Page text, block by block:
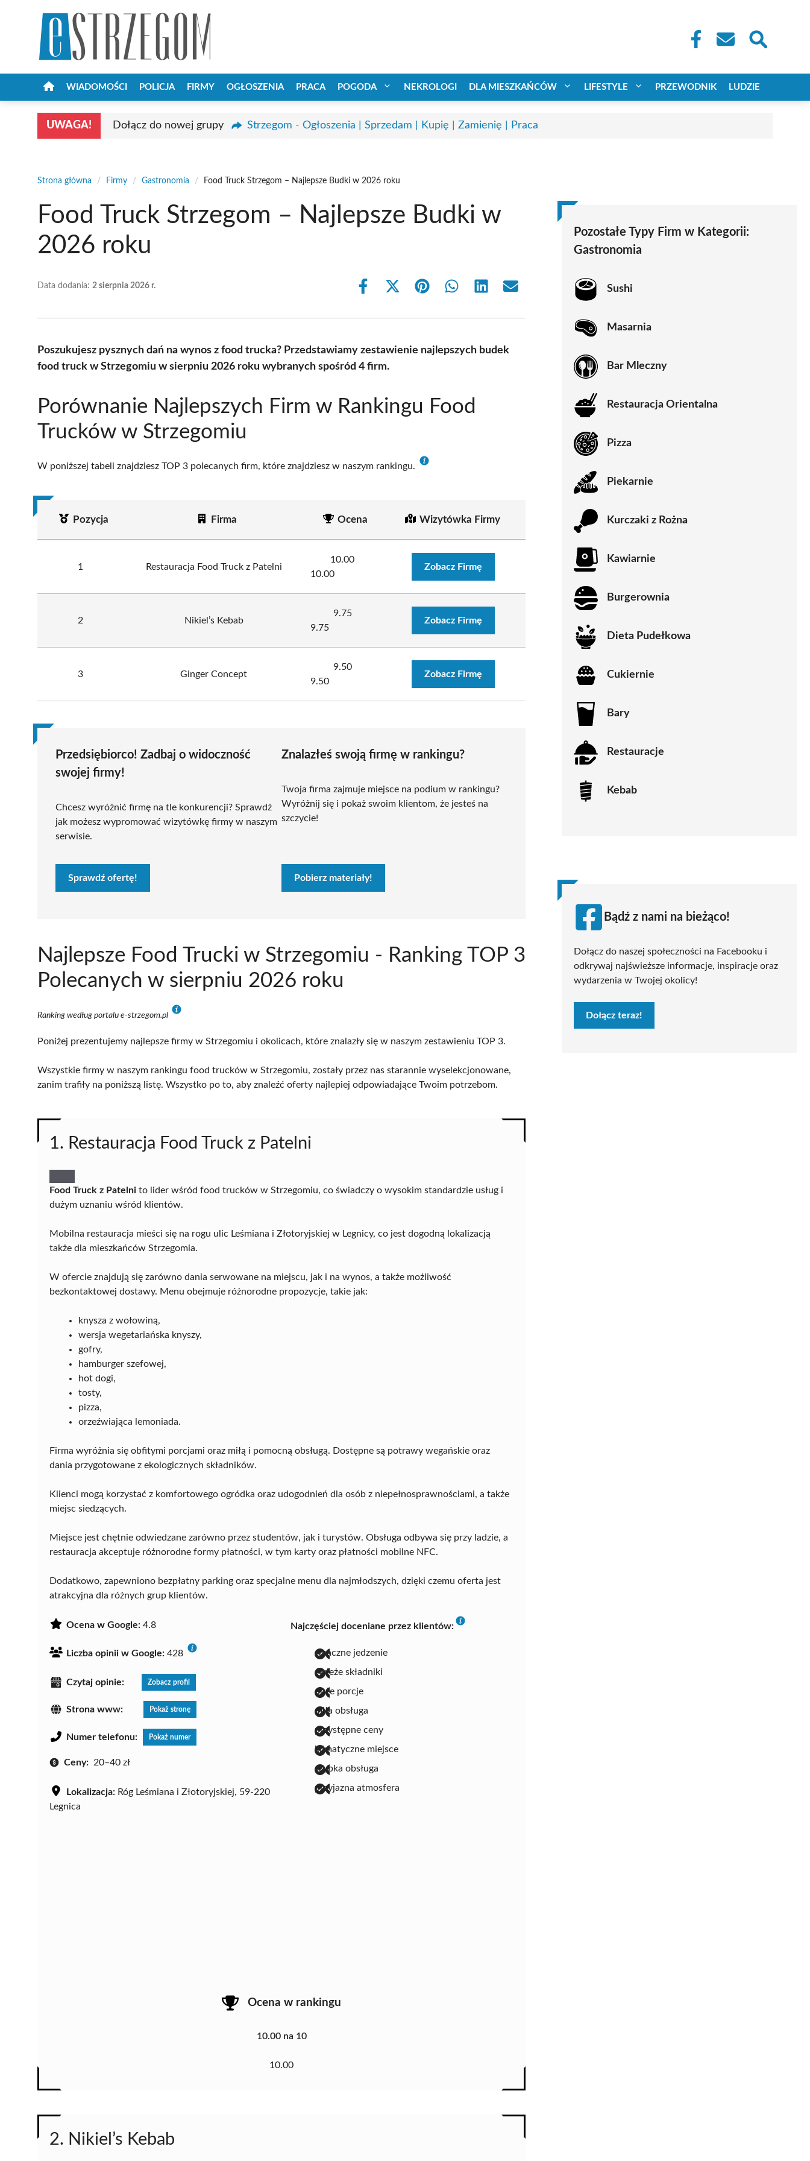
WIADOMOŚCI POLICJA FIRMY OGŁOSZENIA PRACA POGODA NEKROLOGI DLA MIESZKAŃCÓW LIFESTYLE PRZEWODNIK LUDZIE
UWAGA! Dołącz do nowej grupy Strzegom - Ogłoszenia | Sprzedam | Kupię | Zamienię | Praca
Strona główna / Firmy / Gastronomia / Food Truck Strzegom – Najlepsze Budki w 2026 roku
Food Truck Strzegom – Najlepsze Budki w
2026 roku
Data dodania: 2 sierpnia 2026 r.
Share
Share
(Twitter)
Share Share Share Share
Poszukujesz pysznych dań na wynos z food trucka? Przedstawiamy zestawienie najlepszych budek
food truck w Strzegomiu w sierpniu 2026 roku wybranych spośród 4 firm.
Porównanie Najlepszych Firm w Rankingu Food
Trucków w Strzegomiu
W poniższej tabeli znajdziesz TOP 3 polecanych firm, które znajdziesz w naszym rankingu.
Pozycja Firma Ocena Wizytówka Firmy
1 Restauracja Food Truck z Patelni
10.00
10.00
Zobacz Firmę
2 Nikiel’s Kebab
9.75
9.75
Zobacz Firmę
3 Ginger Concept
9.50
9.50
Zobacz Firmę
Przedsiębiorco! Zadbaj o widoczność
swojej firmy!
Chcesz wyróżnić firmę na tle konkurencji? Sprawdź
jak możesz wypromować wizytówkę firmy w naszym
serwisie.
Sprawdź ofertę!
Znalazłeś swoją firmę w rankingu?
Twoja firma zajmuje miejsce na podium w rankingu?
Wyróżnij się i pokaż swoim klientom, że jesteś na
szczycie!
Pobierz materiały!
Najlepsze Food Trucki w Strzegomiu - Ranking TOP 3
Polecanych w sierpniu 2026 roku
Ranking według portalu e-strzegom.pl
Poniżej prezentujemy najlepsze firmy w Strzegomiu i okolicach, które znalazły się w naszym zestawieniu TOP 3.
Wszystkie firmy w naszym rankingu food trucków w Strzegomiu, zostały przez nas starannie wyselekcjonowane,
zanim trafiły na poniższą listę. Wszystko po to, aby znaleźć oferty najlepiej odpowiadające Twoim potrzebom.
1. Restauracja Food Truck z Patelni
Food Truck z Patelni to lider wśród food trucków w Strzegomiu, co świadczy o wysokim standardzie usług i
dużym uznaniu wśród klientów.
Mobilna restauracja mieści się na rogu ulic Leśmiana i Złotoryjskiej w Legnicy, co jest dogodną lokalizacją
także dla mieszkańców Strzegomia.
W ofercie znajdują się zarówno dania serwowane na miejscu, jak i na wynos, a także możliwość
bezkontaktowej dostawy. Menu obejmuje różnorodne propozycje, takie jak:
knysza z wołowiną,
wersja wegetariańska knyszy,
gofry,
hamburger szefowej,
hot dogi,
tosty,
pizza,
orzeźwiająca lemoniada.
Firma wyróżnia się obfitymi porcjami oraz miłą i pomocną obsługą. Dostępne są potrawy wegańskie oraz
dania przygotowane z ekologicznych składników.
Klienci mogą korzystać z komfortowego ogródka oraz udogodnień dla osób z niepełnosprawnościami, a także
miejsc siedzących.
Miejsce jest chętnie odwiedzane zarówno przez studentów, jak i turystów. Obsługa odbywa się przy ladzie, a
restauracja akceptuje różnorodne formy płatności, w tym karty oraz płatności mobilne NFC.
Dodatkowo, zapewniono bezpłatny parking oraz specjalne menu dla najmłodszych, dzięki czemu oferta jest
atrakcyjna dla różnych grup klientów.
Ocena w Google: 4.8
Liczba opinii w Google: 428
Czytaj opinie: Zobacz profil
Strona www: Pokaż stronę
Numer telefonu: Pokaż numer
Ceny: 20–40 zł
Lokalizacja: Róg Leśmiana i Złotoryjskiej, 59-220
Legnica
Najczęściej doceniane przez klientów:
smaczne jedzenie
świeże składniki
duże porcje
miła obsługa
przystępne ceny
klimatyczne miejsce
szybka obsługa
przyjazna atmosfera
Ocena w rankingu
10.00 na 10
10.00
2. Nikiel’s Kebab
Pozostałe Typy Firm w Kategorii:
Gastronomia
Sushi
Masarnia
Bar Mleczny
Restauracja Orientalna
Pizza
Piekarnie
Kurczaki z Rożna
Kawiarnie
Burgerownia
Dieta Pudełkowa
Cukiernie
Bary
Restauracje
Kebab
Bądź z nami na bieżąco!
Dołącz do naszej społeczności na Facebooku i
odkrywaj najświeższe informacje, inspiracje oraz
wydarzenia w Twojej okolicy!
Dołącz teraz!